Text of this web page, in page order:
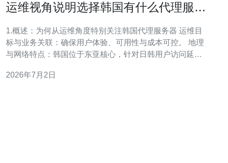
运维视角说明选择韩国有什么代理服务
1.概述：为何从运维角度特别关注韩国代理服务器 运维目
标与业务关联：确保用户体验、可用性与成本可控。 地理
与网络特点：韩国位于东亚核心，针对日韩用户访问延迟
保留策略。 运维可量化指标：延迟、丢包、带宽利用、
2026年7月2日